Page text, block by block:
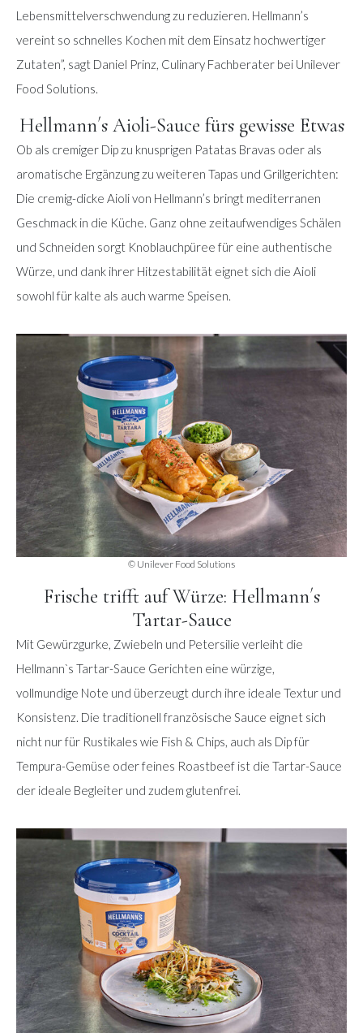
Lebensmittelverschwendung zu reduzieren. Hellmann’s
vereint so schnelles Kochen mit dem Einsatz hochwertiger
Zutaten”, sagt Daniel Prinz, Culinary Fachberater bei Unilever
Food Solutions.
Hellmann´s Aioli-Sauce fürs gewisse Etwas
Ob als cremiger Dip zu knusprigen Patatas Bravas oder als
aromatische Ergänzung zu weiteren Tapas und Grillgerichten:
Die cremig-dicke Aioli von Hellmann’s bringt mediterranen
Geschmack in die Küche. Ganz ohne zeitaufwendiges Schälen
und Schneiden sorgt Knoblauchpüree für eine authentische
Würze, und dank ihrer Hitzestabilität eignet sich die Aioli
sowohl für kalte als auch warme Speisen.
© Unilever Food Solutions
Frische trifft auf Würze: Hellmann´s
Tartar-Sauce
Mit Gewürzgurke, Zwiebeln und Petersilie verleiht die
Hellmann`s Tartar-Sauce Gerichten eine würzige,
vollmundige Note und überzeugt durch ihre ideale Textur und
Konsistenz. Die traditionell französische Sauce eignet sich
nicht nur für Rustikales wie Fish & Chips, auch als Dip für
Tempura-Gemüse oder feines Roastbeef ist die Tartar-Sauce
der ideale Begleiter und zudem glutenfrei.